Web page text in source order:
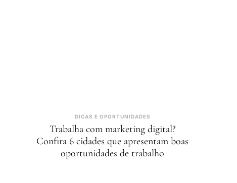
DICAS E OPORTUNIDADES
Trabalha com marketing digital?
Confira 6 cidades que apresentam boas
oportunidades de trabalho